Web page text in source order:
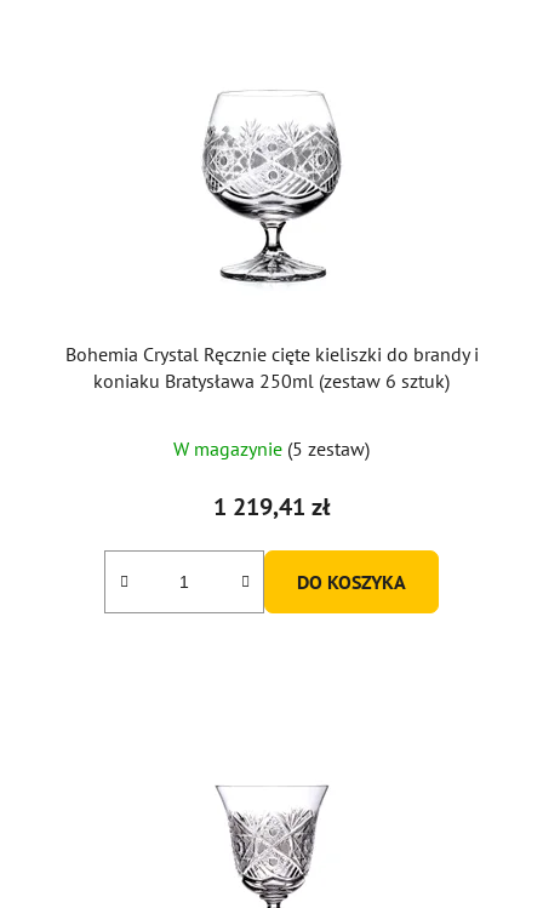
Bohemia Crystal Ręcznie cięte kieliszki do brandy i
koniaku Bratysława 250ml (zestaw 6 sztuk)
W magazynie (5 zestaw)
1 219,41 zł
DO KOSZYKA